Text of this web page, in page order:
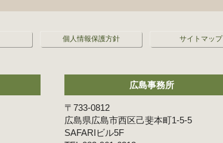
個人情報保護方針 サイトマップ
広島事務所
〒733-0812
広島県広島市西区己斐本町1-5-5
SAFARIビル5F